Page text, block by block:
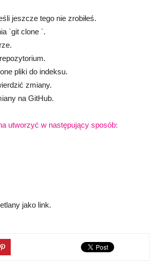
jeszcze tego nie zrobiłeś.
`git clone `.
pliki do indeksu.
zmiany.
na GitHub.
utworzyć w następujący sposób:
jako link.